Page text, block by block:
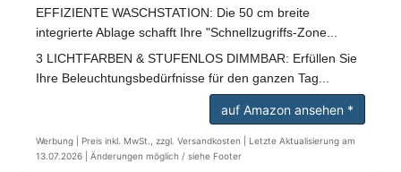
EFFIZIENTE WASCHSTATION: Die 50 cm breite
integrierte Ablage schafft Ihre "Schnellzugriffs-Zone...
3 LICHTFARBEN & STUFENLOS DIMMBAR: Erfüllen Sie
Ihre Beleuchtungsbedürfnisse für den ganzen Tag...
auf Amazon ansehen *
Werbung | Preis inkl. MwSt., zzgl. Versandkosten | Letzte Aktualisierung am
13.07.2026 | Änderungen möglich / siehe Footer